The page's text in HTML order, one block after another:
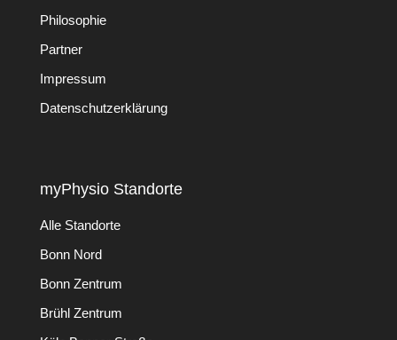
Philosophie
Partner
Impressum
Datenschutzerklärung
myPhysio Standorte
Alle Standorte
Bonn Nord
Bonn Zentrum
Brühl Zentrum